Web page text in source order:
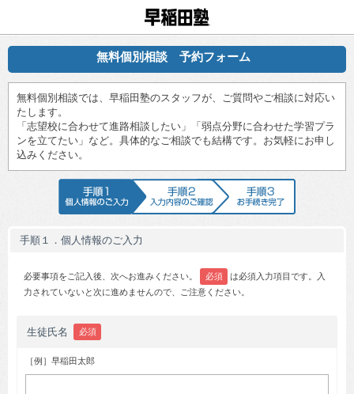
無料個別相談 予約フォーム
無料個別相談では、早稲田塾のスタッフが、ご質問やご相談に対応い
たします。
「志望校に合わせて進路相談したい」「弱点分野に合わせた学習プラ
ンを立てたい」など。具体的なご相談でも結構です。お気軽にお申し
込みください。
手順1 個人情報のご入力手順2 入力内容のご確認
手順１．個人情報のご入力
必要事項をご記入後、次へお進みください。 必須
は必須入力項目です。入
力されていないと次に進めませんので、ご注意ください。
生徒氏名 必須
［例］早稲田太郎